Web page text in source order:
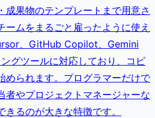
成果物のテンプレートまで用意さ
ームをまるごと雇ったように使え
、GitHub Copilot、Gemini
グツールに対応しており、コピ
められます。プログラマーだけで
者やプロジェクトマネージャーな
るのが大きな特徴です。